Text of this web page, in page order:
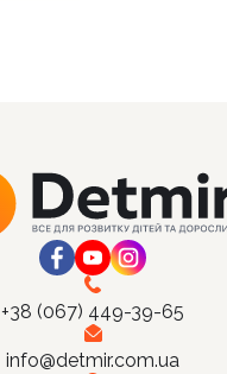
+38 (067) 449-39-65
info@detmir.com.ua